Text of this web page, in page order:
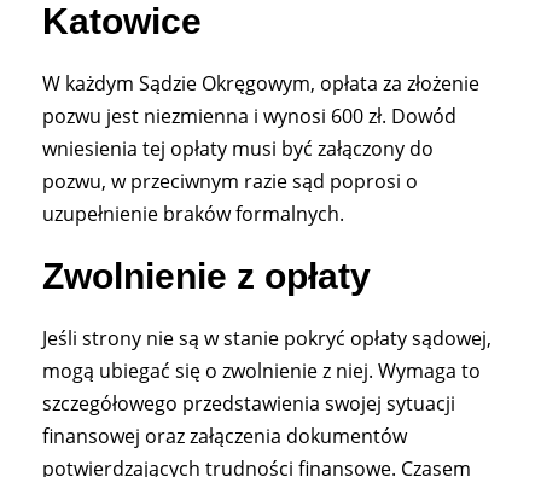
Katowice
W każdym Sądzie Okręgowym, opłata za złożenie
pozwu jest niezmienna i wynosi 600 zł. Dowód
wniesienia tej opłaty musi być załączony do
pozwu, w przeciwnym razie sąd poprosi o
uzupełnienie braków formalnych.
Zwolnienie z opłaty
Jeśli strony nie są w stanie pokryć opłaty sądowej,
mogą ubiegać się o zwolnienie z niej. Wymaga to
szczegółowego przedstawienia swojej sytuacji
finansowej oraz załączenia dokumentów
potwierdzających trudności finansowe. Czasem